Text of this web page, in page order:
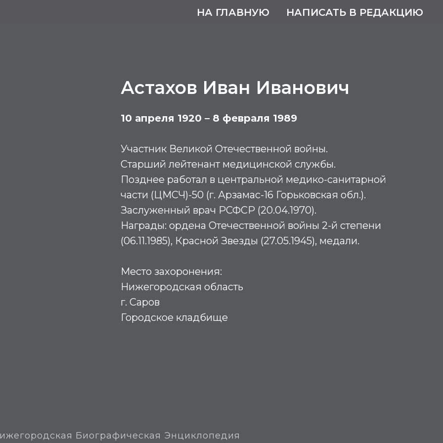
НА ГЛАВНУЮ НАПИСАТЬ В РЕДАКЦИЮ
Астахов Иван Иванович
10 апреля 1920 – 8 февраля 1989
Участник Великой Отечественной войны.
Старший лейтенант медицинской службы.
Позднее работал в центральной медико-санитарной
части (ЦМСЧ)-50 (г. Арзамас-16 Горьковская обл.).
Заслуженный врач РСФСР (20.04.1970).
Награды: ордена Отечественной войны 2-й степени
(06.11.1985), Красной Звезды (27.05.1945), медали.
Место захоронения:
Нижегородская область
г. Саров
Городское кладбище
Биографическая Энциклопедия